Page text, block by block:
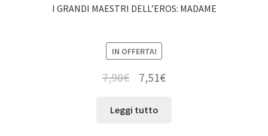
I GRANDI MAESTRI DELL’EROS: MADAME
IN OFFERTA!
7,90€ 7,51€
Leggi tutto